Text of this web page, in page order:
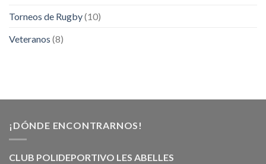
Torneos de Rugby(10)
Veteranos (8)
¡DÓNDE ENCONTRARNOS!
CLUB POLIDEPORTIVO LES ABELLES